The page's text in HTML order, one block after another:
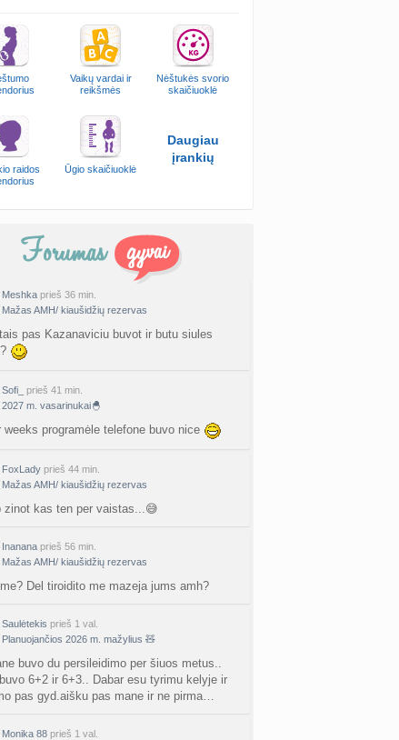
Vaikų vardai ir
reikšmės
Nėštukės svorio
skaičiuoklė
raidos
Ūgio skaičiuoklė
Daugiau
įrankių
Meshka prieš 36 min.
Mažas AMH/ kiaušidžių rezervas
pas Kazanaviciu buvot ir butu siules
Sofi_
prieš 41 min.
2027 m. vasarinukai🐣
weeks programėle telefone buvo nice
FoxLady prieš 44 min.
Mažas AMH/ kiaušidžių rezervas
zinot kas ten per vaistas...😅
Inanana prieš 56 min.
Mažas AMH/ kiaušidžių rezervas
Del tiroidito me mazeja jums amh?
Saulėtekis prieš 1 val.
Planuojančios 2026 m. mažylius 🧸
buvo du persileidimo per šiuos metus..
6+2 ir 6+3.. Dabar esu tyrimu kelyje ir
pas gyd.aišku pas mane ir ne pirma…
Monika 88 prieš 1 val.